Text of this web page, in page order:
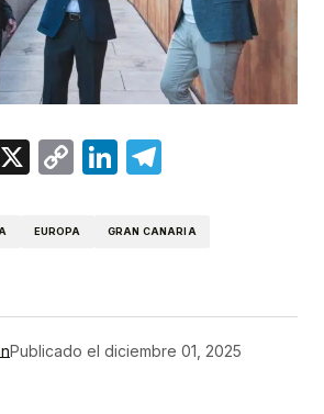
X
CopyLinkedIn
EUROPA GRAN CANARIA
Publicado el diciembre 01, 2025